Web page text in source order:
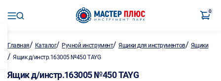
0
Главная/ Каталог/ Ручной инструмент/Ящики для инструментов/ Ящики
/ Ящик д/инстр.163005 №450 TAYG
Ящик д/инстр.163005 №450 TAYG